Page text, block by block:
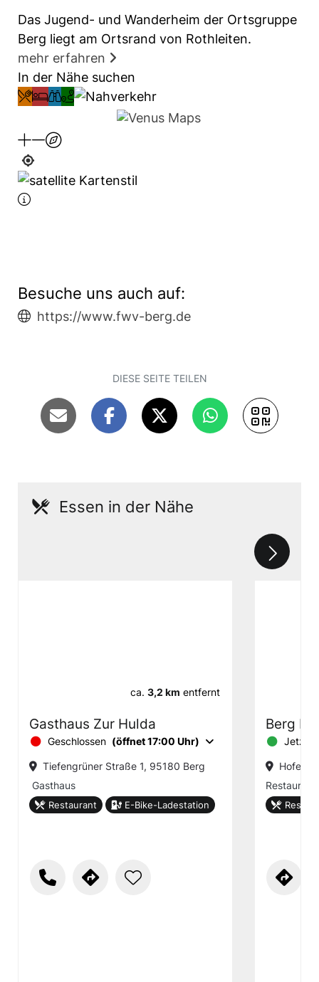
Das Jugend- und Wanderheim der Ortsgruppe
Berg liegt am Ortsrand von Rothleiten.
mehr erfahren
In der Nähe suchen
Besuche uns auch auf:
https://www.fwv-berg.de
DIESE SEITE TEILEN
Essen in der Nähe
ca. 3,2 km entfernt
Gasthaus Zur Hulda
Geschlossen (öffnet 17:00 Uhr)
Tiefengrüner Straße 1, 95180 Berg
Gasthaus
Restaurant E-Bike-Ladestation
Berg
Jetzt
Hofer